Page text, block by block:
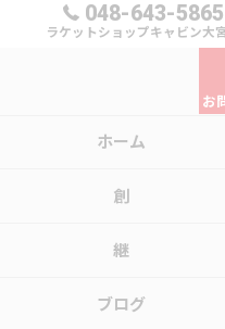
048-643-5865
ラケットショップキャビン大
お
ホーム
創
継
ブログ